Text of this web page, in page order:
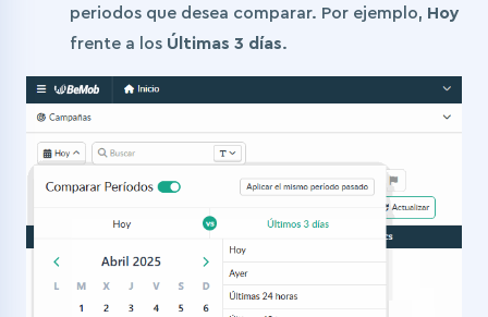
periodos que desea comparar. Por ejemplo, Hoy
frente a los Últimas 3 días.